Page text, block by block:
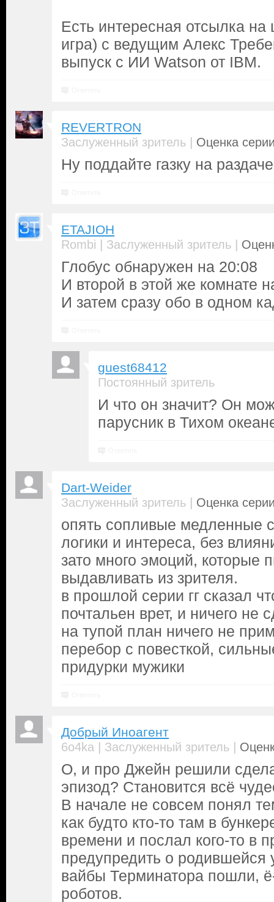
Есть интересная отсылка
игра) с ведущим Алекс
выпуск с ИИ Watson от IBM.
REVERTRON
Заслуженный зритель | Оценка
Ну поддайте газку на
ETAJIOH
Rombi | Заслуженный зритель |
Глобус обнаружен на 20:08
И второй в этой же комнате
И затем сразу обо в одном
guest68412
Постоянный зритель
И что он значит? Он
парусник в Тихом
Dart-Weider
Заслуженный зритель | Оценка
опять сопливые медленные
логики и интереса, без
зато много эмоций, которые
выдавливать из зрителя.
в прошлой серии гг сказал
почтальен врет, и ничего не
на тупой план ничего не
перебор с повесткой,
придурки мужики
Добрый Иноагент
6o4ka | Заслуженный зритель |
О, и про Джейн решили
эпизод? Становится всё
В начале не совсем понял
как будто кто-то там в
времени и послал кого-то в
предупредить о родившейся
вайбы Терминатора пошли,
роботов.